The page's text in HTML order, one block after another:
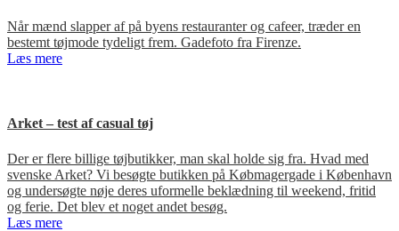
Når mænd slapper af på byens restauranter og cafeer, træder en
bestemt tøjmode tydeligt frem. Gadefoto fra Firenze.
Læs mere
Arket – test af casual tøj
Der er flere billige tøjbutikker, man skal holde sig fra. Hvad med
svenske Arket? Vi besøgte butikken på Købmagergade i København
og undersøgte nøje deres uformelle beklædning til weekend, fritid
og ferie. Det blev et noget andet besøg.
Læs mere